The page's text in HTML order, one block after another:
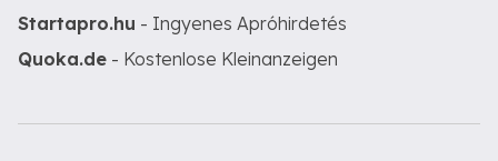
Startapro.hu - Ingyenes Apróhirdetés
Quoka.de - Kostenlose Kleinanzeigen